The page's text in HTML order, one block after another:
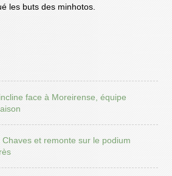
les buts des minhotos.
face à Moreirense, équipe
et remonte sur le podium